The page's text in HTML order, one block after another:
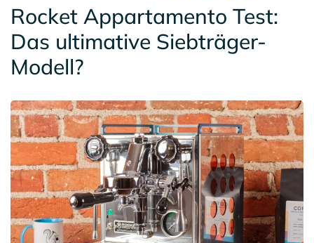
Rocket Appartamento Test:
Das ultimative Siebträger-
Modell?